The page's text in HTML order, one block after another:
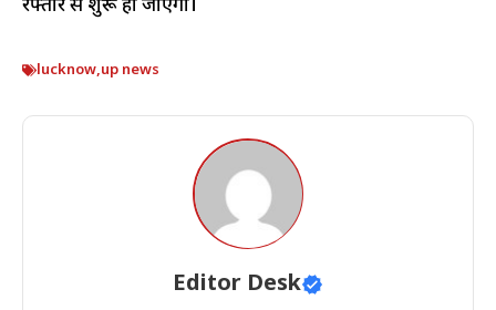
रफ्तार से शुरू हो जाएंगी।
lucknow,up news
Editor Desk